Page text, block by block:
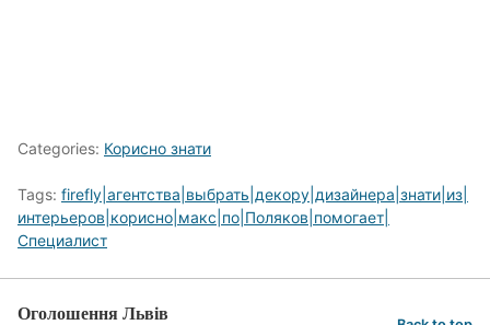
Categories: Корисно знати
Tags: firefly|агентства|выбрать|декору|дизайнера|знати|из|
интерьеров|корисно|макс|по|Поляков|помогает|
Специалист
Оголошення Львів